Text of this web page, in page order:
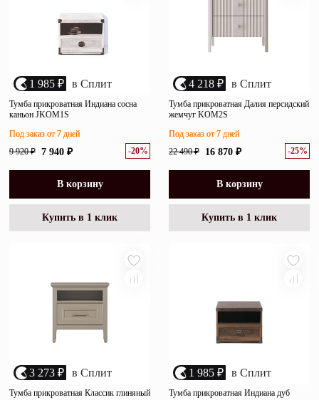
1 985 ₽ в Сплит
Тумба прикроватная Индиана сосна
каньон JKOM1S
9 920 ₽ 7 940 ₽ -20%
Под заказ от 7 дней
В корзину
Купить в 1 клик
4 218 ₽ в Сплит
Тумба прикроватная Далия персидский
жемчуг KOM2S
22 490 ₽ 16 870 ₽ -25%
Под заказ от 7 дней
В корзину
Купить в 1 клик
3 273 ₽ в Сплит
Тумба прикроватная Классик глиняный
1 985 ₽ в Сплит
Тумба прикроватная Индиана дуб